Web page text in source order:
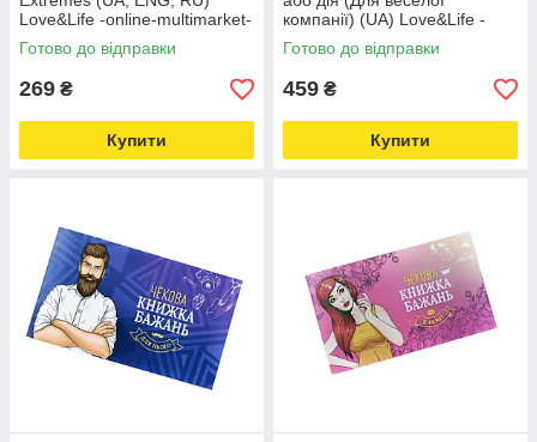
Love&Life -online-multimarket-
Готово до відправки
269 ₴
Купити
компанії) (UA) Love&Life -
online-multimarket-
Готово до відправки
459 ₴
Купити